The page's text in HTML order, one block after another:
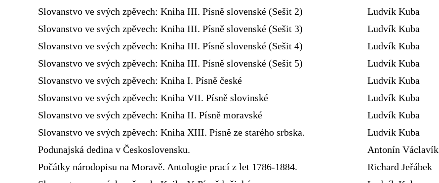
Slovanstvo ve svých zpěvech: Kniha III. Písně slovenské (Sešit 2)
Ludvík Kuba
Slovanstvo ve svých zpěvech: Kniha III. Písně slovenské (Sešit 3)
Ludvík Kuba
Slovanstvo ve svých zpěvech: Kniha III. Písně slovenské (Sešit 4)
Ludvík Kuba
Slovanstvo ve svých zpěvech: Kniha III. Písně slovenské (Sešit 5)
Ludvík Kuba
Slovanstvo ve svých zpěvech: Kniha I. Písně české
Ludvík Kuba
Slovanstvo ve svých zpěvech: Kniha VII. Písně slovinské
Ludvík Kuba
Slovanstvo ve svých zpěvech: Kniha II. Písně moravské
Ludvík Kuba
Slovanstvo ve svých zpěvech: Kniha XIII. Písně ze starého srbska.
Ludvík Kuba
Podunajská dedina v Československu.
Antonín Václavík
Počátky národopisu na Moravě. Antologie prací z let 1786-1884.
Richard Jeřábek